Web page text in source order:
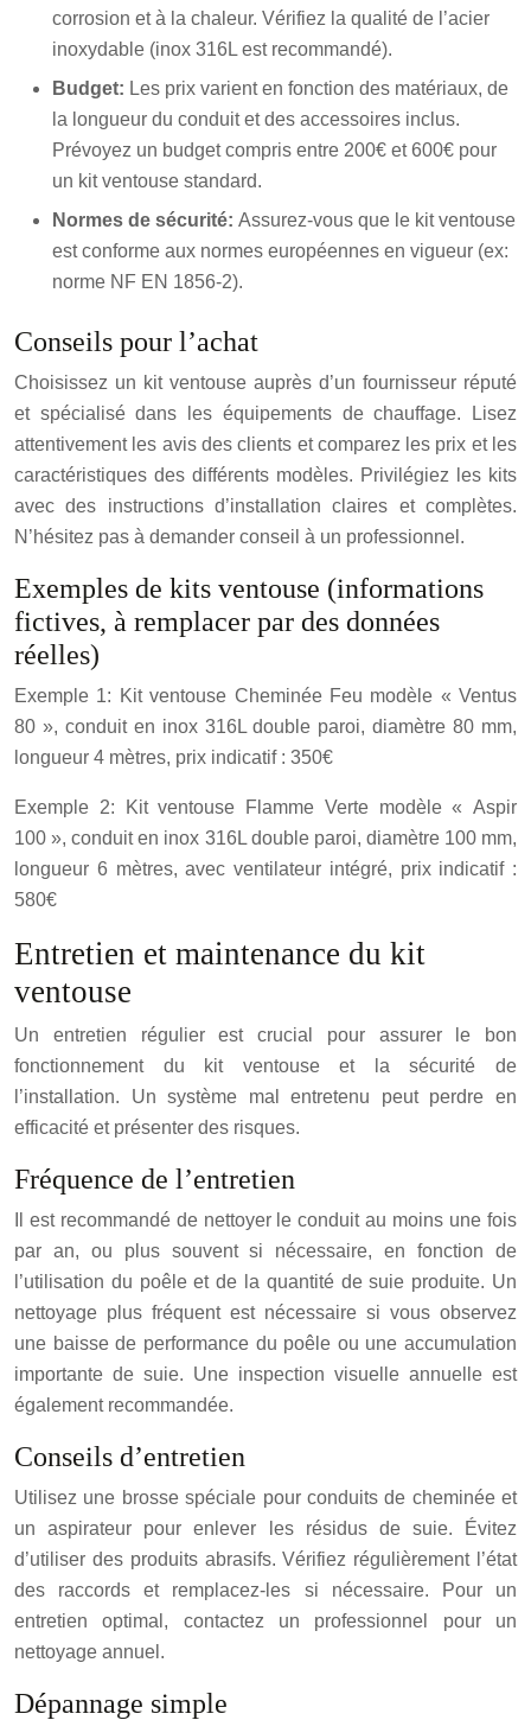
corrosion et à la chaleur. Vérifiez la qualité de l’acier
inoxydable (inox 316L est recommandé).
Budget: Les prix varient en fonction des matériaux, de
la longueur du conduit et des accessoires inclus.
Prévoyez un budget compris entre 200€ et 600€ pour
un kit ventouse standard.
Normes de sécurité: Assurez-vous que le kit ventouse
est conforme aux normes européennes en vigueur (ex:
norme NF EN 1856-2).
Conseils pour l’achat
Choisissez un kit ventouse auprès d’un fournisseur réputé
et spécialisé dans les équipements de chauffage. Lisez
attentivement les avis des clients et comparez les prix et les
caractéristiques des différents modèles. Privilégiez les kits
avec des instructions d’installation claires et complètes.
N’hésitez pas à demander conseil à un professionnel.
Exemples de kits ventouse (informations
fictives, à remplacer par des données
réelles)
Exemple 1: Kit ventouse Cheminée Feu modèle « Ventus
80 », conduit en inox 316L double paroi, diamètre 80 mm,
longueur 4 mètres, prix indicatif : 350€
Exemple 2: Kit ventouse Flamme Verte modèle « Aspir
100 », conduit en inox 316L double paroi, diamètre 100 mm,
longueur 6 mètres, avec ventilateur intégré, prix indicatif :
580€
Entretien et maintenance du kit
ventouse
Un entretien régulier est crucial pour assurer le bon
fonctionnement du kit ventouse et la sécurité de
l’installation. Un système mal entretenu peut perdre en
efficacité et présenter des risques.
Fréquence de l’entretien
Il est recommandé de nettoyer le conduit au moins une fois
par an, ou plus souvent si nécessaire, en fonction de
l’utilisation du poêle et de la quantité de suie produite. Un
nettoyage plus fréquent est nécessaire si vous observez
une baisse de performance du poêle ou une accumulation
importante de suie. Une inspection visuelle annuelle est
également recommandée.
Conseils d’entretien
Utilisez une brosse spéciale pour conduits de cheminée et
un aspirateur pour enlever les résidus de suie. Évitez
d’utiliser des produits abrasifs. Vérifiez régulièrement l’état
des raccords et remplacez-les si nécessaire.
Pour un
entretien optimal, contactez un professionnel pour un
nettoyage annuel.
Dépannage simple